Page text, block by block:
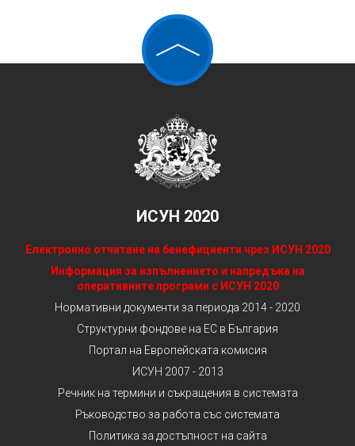
ИСУН 2020
Електронно отчитане на бенефициенти чрез ИСУН 2020
Информация за изпълнението и напредъка на
оперативните програми с ИСУН 2020
Нормативни документи за периода 2014 - 2020
Структурни фондове на ЕС в България
Портал на Европейската комисия
ИСУН 2007 - 2013
Речник на термини и съкращения в системата
Ръководство за работа със системата
Политика за достъпност на сайта